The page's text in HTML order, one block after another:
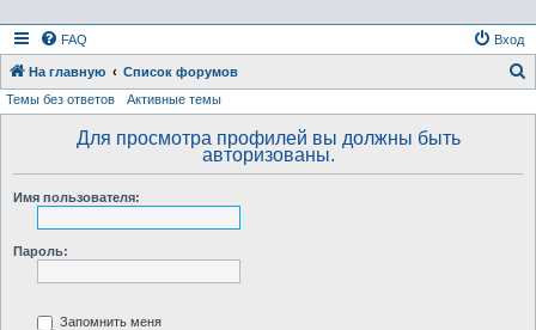
FAQ Вход
На главную Список форумов
Темы без ответов Активные темы
Для просмотра профилей вы должны быть
авторизованы.
Имя пользователя:
Пароль:
Запомнить меня